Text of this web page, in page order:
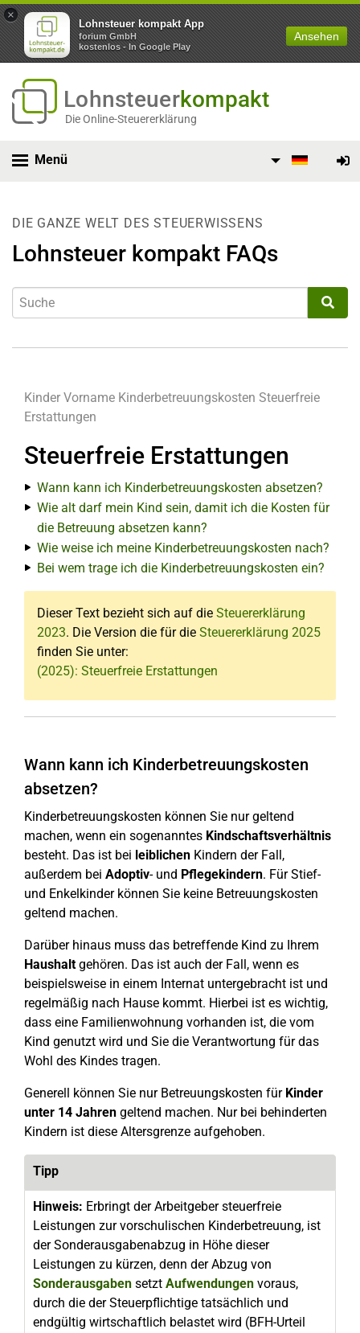
×
Lohnsteuer kompakt App
forium GmbH
kostenlos - In Google Play
Ansehen
Lohnsteuerkompakt
Die Online-Steuererklärung
Menü
DIE GANZE WELT DES STEUERWISSENS
Lohnsteuer kompakt FAQs
Kinder Vorname Kinderbetreuungskosten Steuerfreie
Erstattungen
Steuerfreie Erstattungen
Wann kann ich Kinderbetreuungskosten absetzen?
Wie alt darf mein Kind sein, damit ich die Kosten für
die Betreuung absetzen kann?
Wie weise ich meine Kinderbetreuungskosten nach?
Bei wem trage ich die Kinderbetreuungskosten ein?
Dieser Text bezieht sich auf die Steuererklärung
2023. Die Version die für die Steuererklärung 2025
finden Sie unter:
(2025): Steuerfreie Erstattungen
Wann kann ich Kinderbetreuungskosten
absetzen?
Kinderbetreuungskosten können Sie nur geltend
machen, wenn ein sogenanntes Kindschaftsverhältnis
besteht. Das ist bei leiblichen Kindern der Fall,
außerdem bei Adoptiv- und Pflegekindern. Für Stief-
und Enkelkinder können Sie keine Betreuungskosten
geltend machen.
Darüber hinaus muss das betreffende Kind zu Ihrem
Haushaltgehören. Das ist auch der Fall, wenn es
beispielsweise in einem Internat untergebracht ist und
regelmäßig nach Hause kommt. Hierbei ist es wichtig,
dass eine Familienwohnung vorhanden ist, die vom
Kind genutzt wird und Sie die Verantwortung für das
Wohl des Kindes tragen.
Generell können Sie nur Betreuungskosten für Kinder
unter 14 Jahren geltend machen. Nur bei behinderten
Kindern ist diese Altersgrenze aufgehoben.
Tipp
Hinweis: Erbringt der Arbeitgeber steuerfreie
Leistungen zur vorschulischen Kinderbetreuung, ist
der Sonderausgabenabzug in Höhe dieser
Leistungen zu kürzen, denn der Abzug von
Sonderausgaben setzt Aufwendungen voraus,
durch die der Steuerpflichtige tatsächlich und
endgültig wirtschaftlich belastet wird (BFH-Urteil